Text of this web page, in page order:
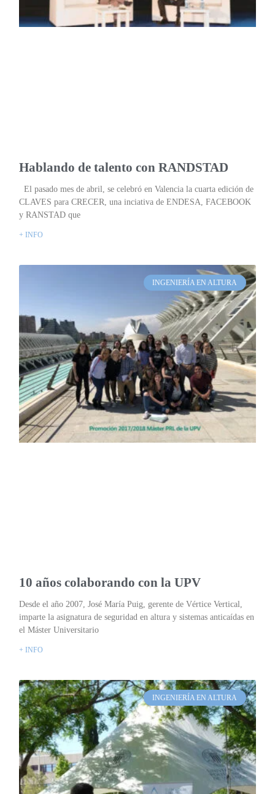
Hablando de talento con RANDSTAD
El pasado mes de abril, se celebró en Valencia la cuarta edición de
CLAVES para CRECER, una inciativa de ENDESA, FACEBOOK
y RANSTAD que
+ INFO
INGENIERÍA EN ALTURA
10 años colaborando con la UPV
Desde el año 2007, José María Puig, gerente de Vértice Vertical,
imparte la asignatura de seguridad en altura y sistemas anticaídas en
el Máster Universitario
+ INFO
INGENIERÍA EN ALTURA